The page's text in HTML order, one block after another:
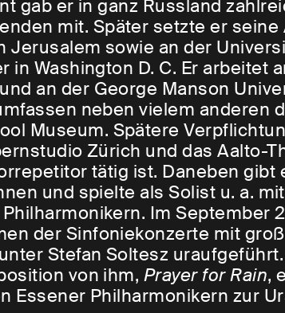
gab er in ganz Russland
mit. Später setzte er
Jerusalem sowie an der
in Washington D. C. Er arbeitet
an der George Manson
neben vielem anderen
Museum. Spätere
Zürich und das Aalto-
tätig ist. Daneben gibt
und spielte als Solist u. a.
Im September
der Sinfoniekonzerte mit
Stefan Soltesz
von ihm, Prayer for Rain,
Essener Philharmonikern zur